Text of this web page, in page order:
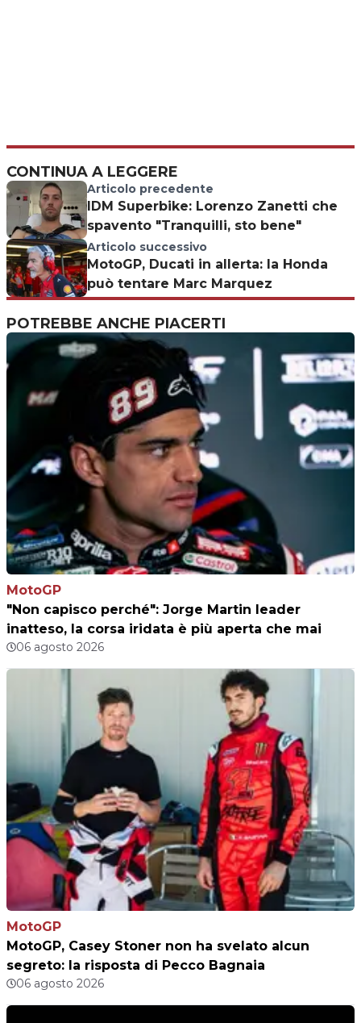
CONTINUA A LEGGERE
Articolo precedente
IDM Superbike: Lorenzo Zanetti che
spavento "Tranquilli, sto bene"
Articolo successivo
MotoGP, Ducati in allerta: la Honda
può tentare Marc Marquez
POTREBBE ANCHE PIACERTI
MotoGP
"Non capisco perché": Jorge Martin leader
inatteso, la corsa iridata è più aperta che mai
06 agosto 2026
MotoGP
MotoGP, Casey Stoner non ha svelato alcun
segreto: la risposta di Pecco Bagnaia
06 agosto 2026